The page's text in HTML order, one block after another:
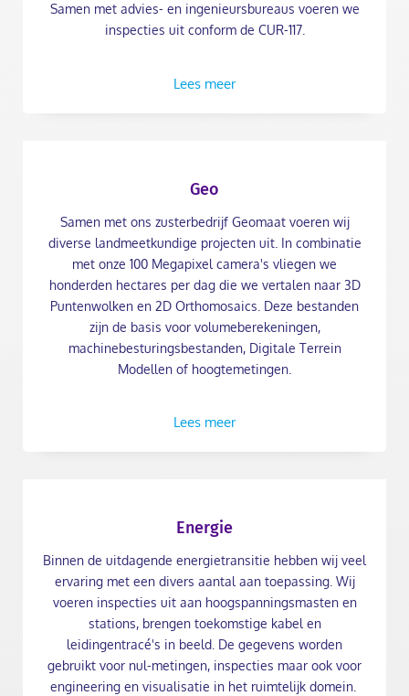
Samen met advies- en ingenieursbureaus voeren we
inspecties uit conform de CUR-117.
Lees meer
Geo
Samen met ons zusterbedrijf Geomaat voeren wij
diverse landmeetkundige projecten uit. In combinatie
met onze 100 Megapixel camera's vliegen we
honderden hectares per dag die we vertalen naar 3D
Puntenwolken en 2D Orthomosaics. Deze bestanden
zijn de basis voor volumeberekeningen,
machinebesturingsbestanden, Digitale Terrein
Modellen of hoogtemetingen.
Lees meer
Energie
Binnen de uitdagende energietransitie hebben wij veel
ervaring met een divers aantal aan toepassing. Wij
voeren inspecties uit aan hoogspanningsmasten en
stations, brengen toekomstige kabel en
leidingentracé's in beeld. De gegevens worden
gebruikt voor nul-metingen, inspecties maar ook voor
engineering en visualisatie in het ruimtelijk domein.